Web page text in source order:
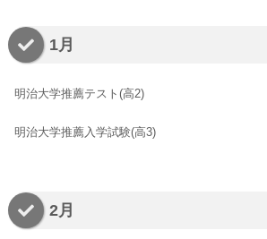
1月
明治大学推薦テスト(高2)
明治大学推薦入学試験(高3)
2月